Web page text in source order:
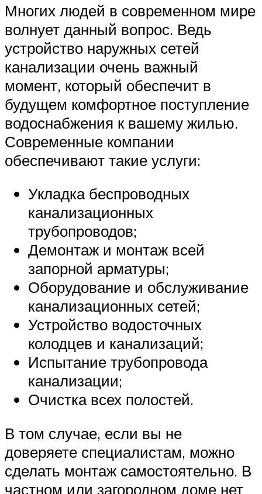
Многих людей в современном мире
волнует данный вопрос. Ведь
устройство наружных сетей
канализации очень важный
момент, который обеспечит в
будущем комфортное поступление
водоснабжения к вашему жилью.
Современные компании
обеспечивают такие услуги:
Укладка беспроводных
канализационных
трубопроводов;
Демонтаж и монтаж всей
запорной арматуры;
Оборудование и обслуживание
канализационных сетей;
Устройство водосточных
колодцев и канализаций;
Испытание трубопровода
канализации;
Очистка всех полостей.
В том случае, если вы не
доверяете специалистам, можно
сделать монтаж самостоятельно. В
частном или загородном доме нет